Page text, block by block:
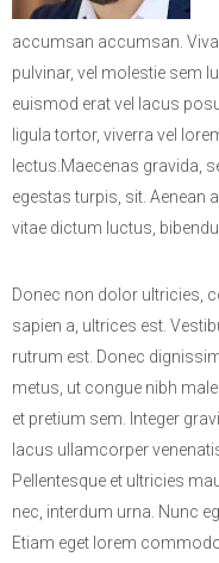
accumsan accumsan.
pulvinar, vel molestie sem
euismod erat vel lacus
ligula tortor, viverra vel
lectus.Maecenas gravida,
egestas turpis, sit. Aenean
vitae dictum luctus,
Donec non dolor ultricies,
sapien a, ultrices est.
rutrum est. Donec
metus, ut congue nibh
et pretium sem. Integer
lacus ullamcorper
Pellentesque et ultricies
nec, interdum urna. Nunc
Etiam eget lorem